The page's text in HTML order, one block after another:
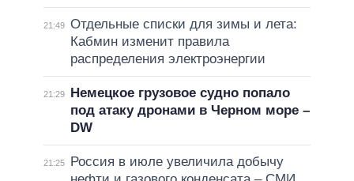
21:49 Отдельные списки для зимы и лета:
Кабмин изменит правила
распределения электроэнергии
21:29
Немецкое грузовое судно попало
под атаку дронами в Черном море –
DW
21:25
Россия в июле увеличила добычу